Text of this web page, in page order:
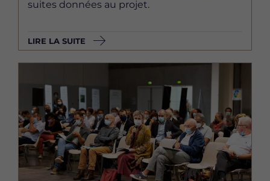
suites données au projet.
LIRE LA SUITE